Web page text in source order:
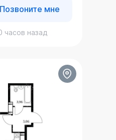
Позвоните мне
часов назад